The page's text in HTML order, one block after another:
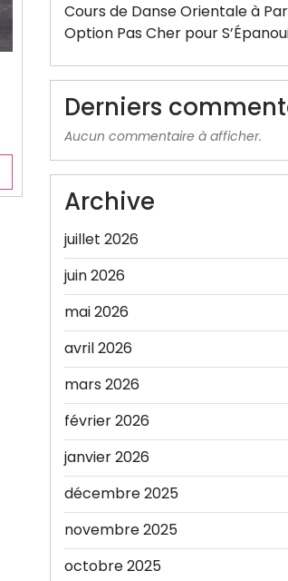
Cours de Danse Orientale à
Option Pas Cher pour
Derniers
Aucun commentaire à afficher.
Archive
juillet 2026
juin 2026
mai 2026
avril 2026
mars 2026
février 2026
janvier 2026
décembre 2025
novembre 2025
octobre 2025